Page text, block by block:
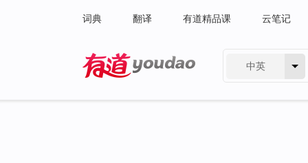
词典 翻译 有道精品课 云笔记
中英